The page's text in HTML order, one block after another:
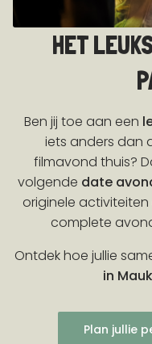
HET
Ben jij toe aan een
iets anders dan
filmavond thuis?
volgende date
originele
complete
Ontdek hoe jullie
in Mauk
Plan jullie